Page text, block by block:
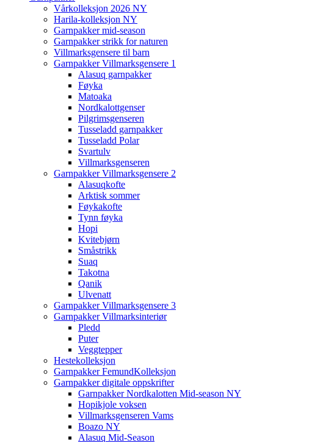
Vårkolleksjon 2026 NY
Harila-kolleksjon NY
Garnpakker mid-season
Garnpakker strikk for naturen
Villmarksgensere til barn
Garnpakker Villmarksgensere 1
Alasuq garnpakker
Føyka
Matoaka
Nordkalottgenser
Pilgrimsgenseren
Tusseladd garnpakker
Tusseladd Polar
Svartulv
Villmarksgenseren
Garnpakker Villmarksgensere 2
Alasuqkofte
Arktisk sommer
Føykakofte
Tynn føyka
Hopi
Kvitebjørn
Småstrikk
Suaq
Takotna
Qanik
Ulvenatt
Garnpakker Villmarksgensere 3
Garnpakker Villmarksinteriør
Pledd
Puter
Veggtepper
Hestekolleksjon
Garnpakker FemundKolleksjon
Garnpakker digitale oppskrifter
Garnpakker Nordkalotten Mid-season NY
Hopikjole voksen
Villmarksgenseren Vams
Boazo NY
Alasuq Mid-Season